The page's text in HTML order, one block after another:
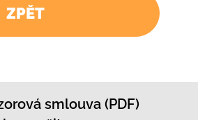
ZPĚT
smlouva (PDF)